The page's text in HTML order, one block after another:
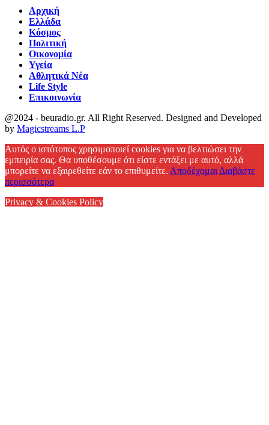
Αρχική
Ελλάδα
Κόσμος
Πολιτική
Οικονομία
Υγεία
Αθλητικά Νέα
Life Style
Επικοινωνία
@2024 - beuradio.gr. All Right Reserved. Designed and Developed
by Magicstreams L.P
Αυτός ο ιστότοπος χρησιμοποιεί cookies για να βελτιώσει την
εμπειρία σας. Θα υποθέσουμε ότι είστε εντάξει με αυτό, αλλά
μπορείτε να εξαιρεθείτε εάν το επιθυμείτε. Αποδέχομαι Διαβάστε
περισσότερα
Privacy & Cookies Policy